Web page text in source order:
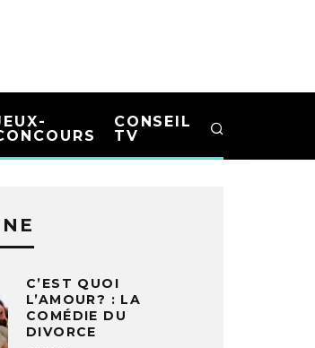
CONSEIL
TV
C’EST QUOI
L’AMOUR? : LA
COMÉDIE DU
DIVORCE